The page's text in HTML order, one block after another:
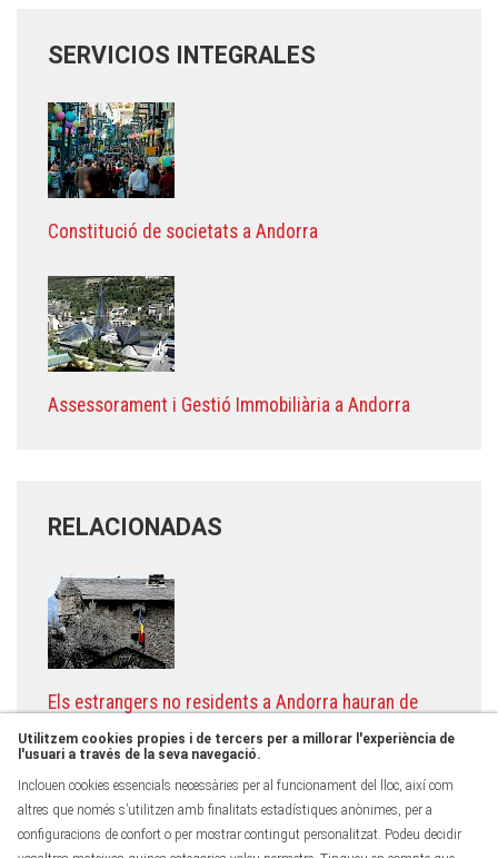
SERVICIOS INTEGRALES
Constitució de societats a Andorra
Assessorament i Gestió Immobiliària a Andorra
RELACIONADAS
Els estrangers no residents a Andorra hauran de
sol·licitar un número d’identificació administrativa
prèviament a qualsevol tràmit amb l’Administració
Pública
Utilitzem cookies propies i de tercers per a millorar l'experiència de
l'usuari a través de la seva navegació.
Inclouen cookies essencials necessàries per al funcionament del lloc, així com
altres que només s’utilitzen amb finalitats estadístiques anònimes, per a
configuracions de confort o per mostrar contingut personalitzat. Podeu decidir